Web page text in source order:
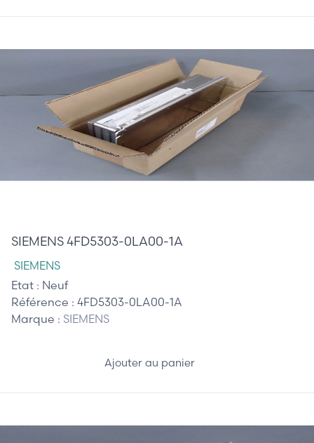
SIEMENS 4FD5303-0LA00-1A
SIEMENS
Etat : Neuf
Référence : 4FD5303-0LA00-1A
Marque : SIEMENS
Ajouter au panier